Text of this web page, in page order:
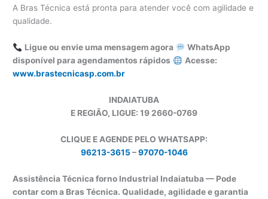
A Bras Técnica está pronta para atender você com agilidade e
qualidade.
Ligue ou envie uma mensagem agora
WhatsApp
disponível para agendamentos rápidos
Acesse:
www.brastecnicasp.com.br
INDAIATUBA
E REGIÃO, LIGUE: 19 2660-0769
CLIQUE E AGENDE PELO WHATSAPP:
96213-3615 –97070-1046
Assistência Técnica forno Industrial Indaiatuba — Pode
contar com a Bras Técnica. Qualidade, agilidade e garantia